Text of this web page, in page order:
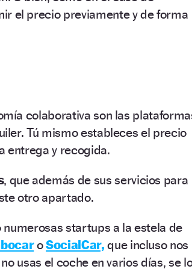
el precio previamente y de forma
colaborativa son las
Tú mismo estableces el precio
entrega y recogida.
, que además de sus servicios para
otro apartado.
numerosas startups a la estela de
oSocialCar, que incluso nos
usas el coche en varios días, se